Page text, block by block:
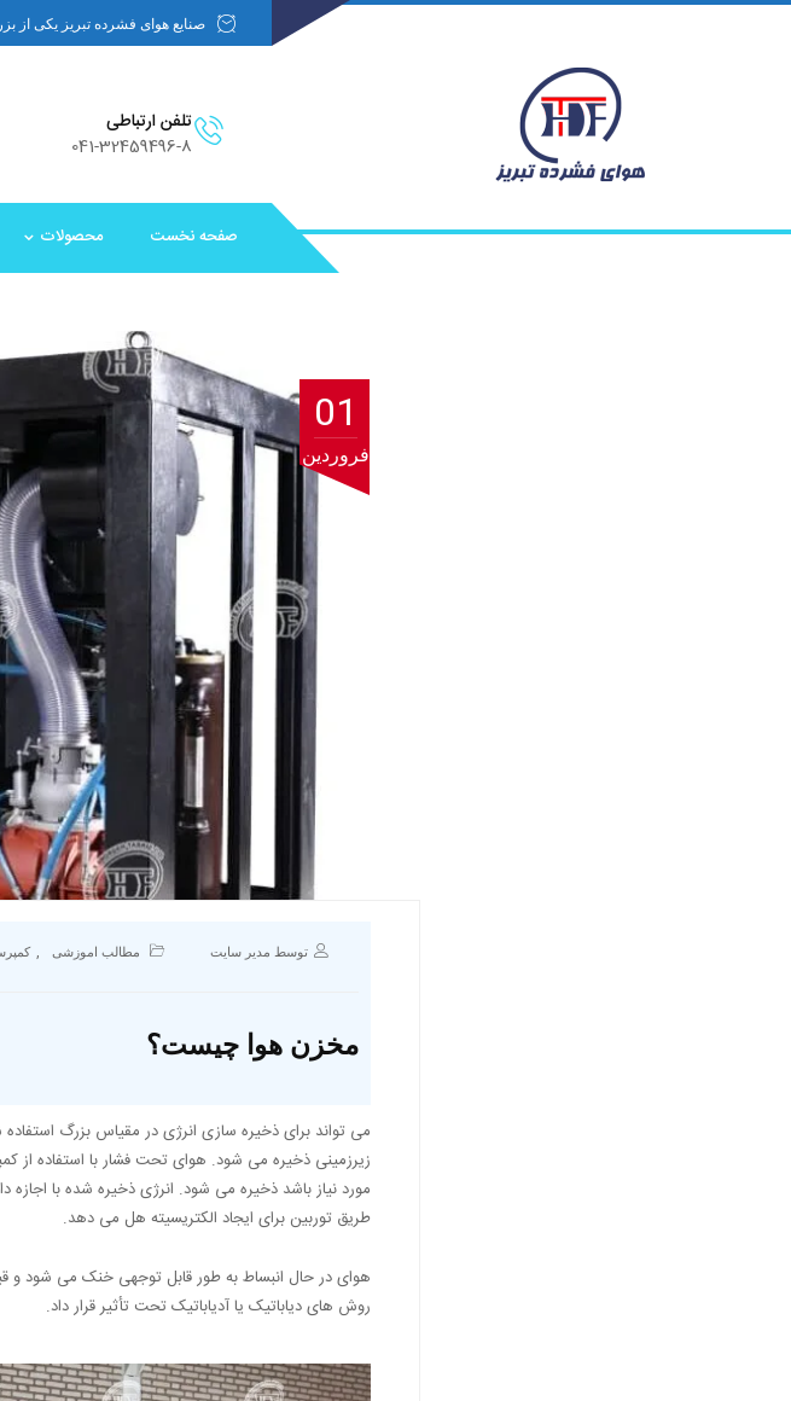
صنایع هوای فشرده تبریز یکی از
تلفن ارتباطی
041-32459496-8
صفحه نخست محصولات
01
فروردین
توسط مدیر سایت مطالب اموزشی ,
مخزن هوا چیست؟
می تواند برای ذخیره سازی انرژی در مقیاس بزرگ
زیرزمینی ذخیره می شود. هوای تحت فشار با استفاده از
مورد نیاز باشد ذخیره می شود. انرژی ذخیره شده با اجازه
طریق توربین برای ایجاد الکتریسیته هل می دهد.
هوای در حال انبساط به طور قابل توجهی خنک می شود و قبل
روش های دیاباتیک یا آدیاباتیک تحت تأثیر قرار داد.